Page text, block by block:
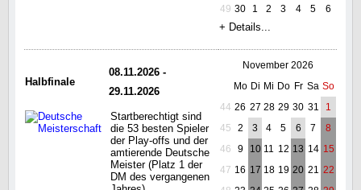
49 30 1 2 3 4 5 6
+ Details...
Halbfinale
08.11.2026 -
29.11.2026
November 2026
Mo Di Mi Do Fr Sa So
44 26 27 28 29 30 31
1
45
2 3 4 5 6 7
8
46
9 10 11 12 13 14 15
47 16 17 18 19 20 21 22
Startberechtigt sind
die 53 besten Spieler
der Play-offs und der
amtierende Deutsche
Meister (Platz 1 der
DM des vergangenen